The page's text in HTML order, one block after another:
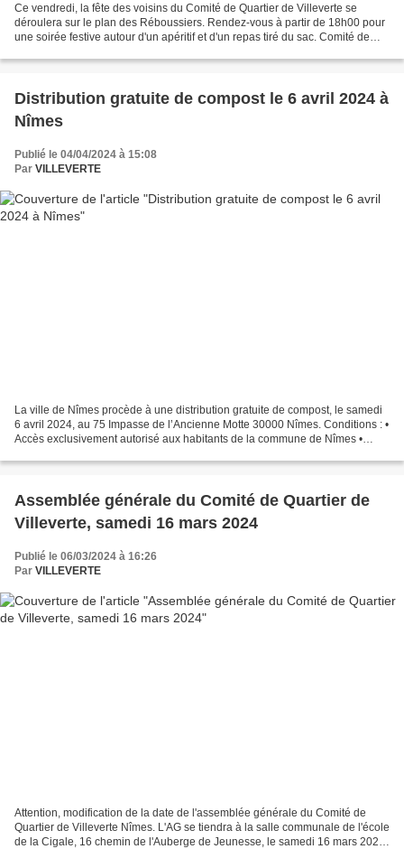
Ce vendredi, la fête des voisins du Comité de Quartier de Villeverte se
déroulera sur le plan des Réboussiers. Rendez-vous à partir de 18h00 pour
une soirée festive autour d'un apéritif et d'un repas tiré du sac. Comité de
Distribution gratuite de compost le 6 avril 2024 à
Nîmes
Publié le 04/04/2024 à 15:08
Par VILLEVERTE
La ville de Nîmes procède à une distribution gratuite de compost, le samedi
6 avril 2024, au 75 Impasse de l’Ancienne Motte 30000 Nîmes. Conditions : •
Accès exclusivement autorisé aux habitants de la commune de Nîmes •
Assemblée générale du Comité de Quartier de
Villeverte, samedi 16 mars 2024
Publié le 06/03/2024 à 16:26
Par VILLEVERTE
Attention, modification de la date de l'assemblée générale du Comité de
Quartier de Villeverte Nîmes. L'AG se tiendra à la salle communale de l'école
de la Cigale, 16 chemin de l'Auberge de Jeunesse, le samedi 16 mars 2024